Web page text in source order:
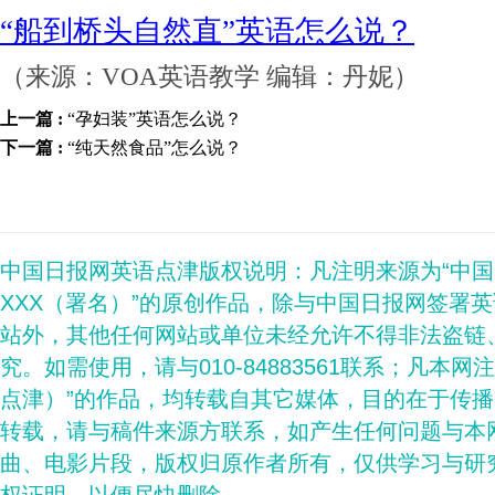
“船到桥头自然直”英语怎么说？
（来源：VOA英语教学 编辑：丹妮）
上一篇 : “孕妇装”英语怎么说？
下一篇 : “纯天然食品”怎么说？
中国日报网英语点津版权说明：凡注明来源为“中
XXX（署名）”的原创作品，除与中国日报网签署
站外，其他任何网站或单位未经允许不得非法盗
究。如需使用，请与010-84883561联系；凡本网
点津）”的作品，均转载自其它媒体，目的在于传
转载，请与稿件来源方联系，如产生任何问题与
曲、电影片段，版权归原作者所有，仅供学习与